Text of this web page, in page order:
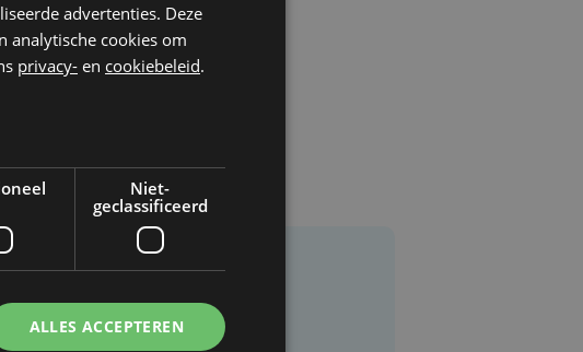
artikel?
advertenties. Deze
analytische cookies om
privacy- en cookiebeleid.
Niet-
geclassificeerd
ALLES ACCEPTEREN